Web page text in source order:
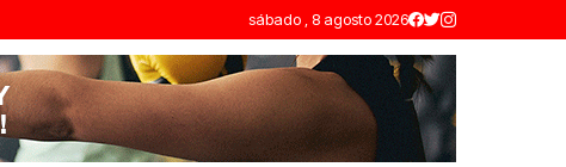
sábado , 8 agosto 2026